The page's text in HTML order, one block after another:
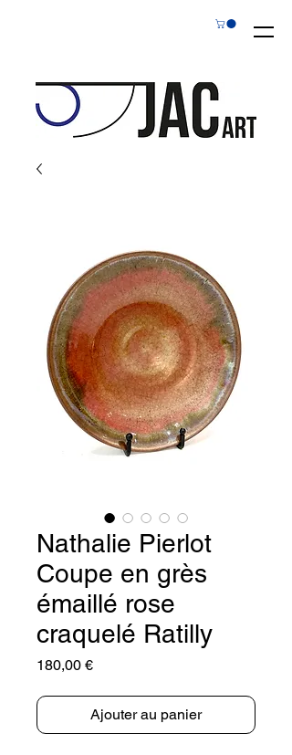
Nathalie Pierlot
Coupe en grès
émaillé rose
craquelé Ratilly
180,00 €Prix
Ajouter au panier